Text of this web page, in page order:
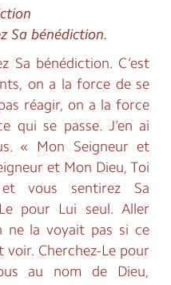
Sa bénédiction.
Sa bénédiction. C’est
on a la force de se
réagir, on a la force
qui se passe. J’en ai
« Mon Seigneur et
et Mon Dieu, Toi
vous sentirez Sa
pour Lui seul. Aller
ne la voyait pas si ce
voir. Cherchez-Le pour
au nom de Dieu,